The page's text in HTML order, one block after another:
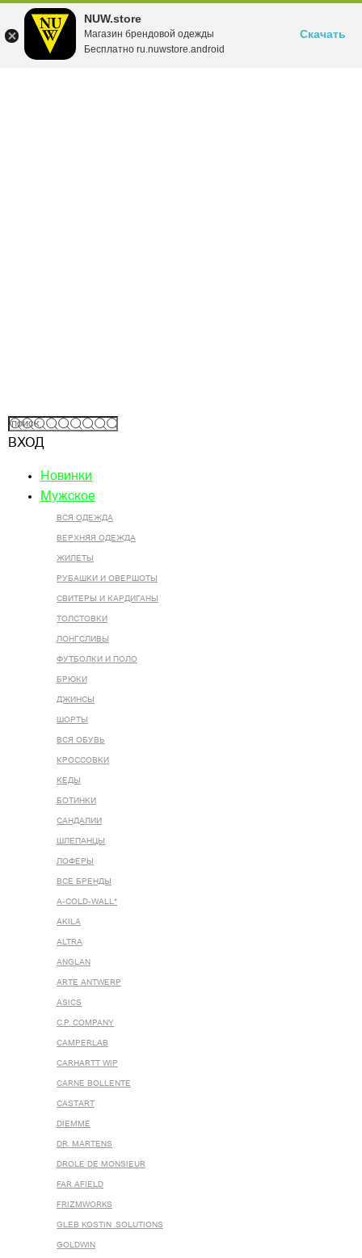
NUW.store
Магазин брендовой одежды
Бесплатно ru.nuwstore.android
Скачать
ВХОД
Новинки
Мужское
ВСЯ ОДЕЖДА
ВЕРХНЯЯ ОДЕЖДА
ЖИЛЕТЫ
РУБАШКИ И ОВЕРШОТЫ
СВИТЕРЫ И КАРДИГАНЫ
ТОЛСТОВКИ
ЛОНГСЛИВЫ
ФУТБОЛКИ И ПОЛО
БРЮКИ
ДЖИНСЫ
ШОРТЫ
ВСЯ ОБУВЬ
КРОССОВКИ
КЕДЫ
БОТИНКИ
САНДАЛИИ
ШЛЕПАНЦЫ
ЛОФЕРЫ
ВСЕ БРЕНДЫ
A-COLD-WALL*
AKILA
ALTRA
ANGLAN
ARTE ANTWERP
ASICS
C.P. COMPANY
CAMPERLAB
CARHARTT WIP
CARNE BOLLENTE
CASTART
DIEMME
DR. MARTENS
DROLE DE MONSIEUR
FAR AFIELD
FRIZMWORKS
GLEB KOSTIN .SOLUTIONS
GOLDWIN